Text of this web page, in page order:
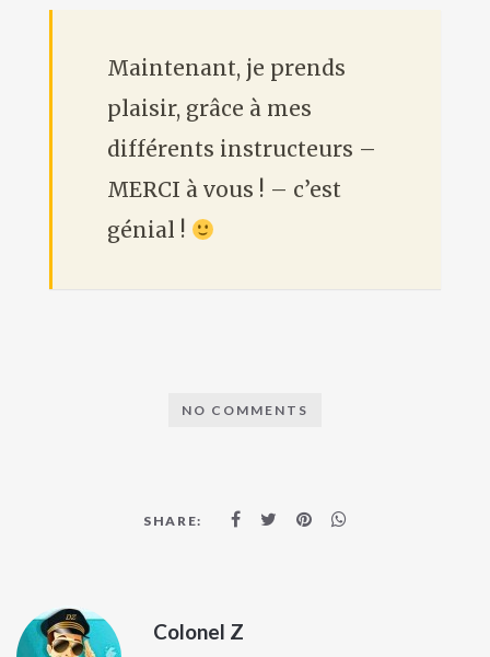
Maintenant, je prends
plaisir, grâce à mes
différents instructeurs –
MERCI à vous ! – c’est
génial !
NO COMMENTS
SHARE:
Colonel Z